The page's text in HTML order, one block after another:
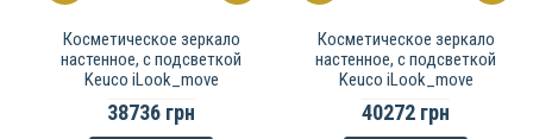
Косметическое зеркало
настенное, c подсветкой
Keuco iLook_move
38736 грн
Косметическое зеркало
настенное, c подсветкой
Keuco iLook_move
40272 грн